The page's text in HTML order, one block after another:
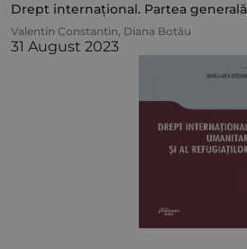
Drept internațional. Partea generală
Valentin Constantin, Diana Botău
31 August 2023